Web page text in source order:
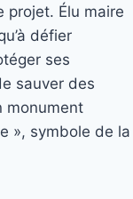
projet. Élu maire
défier
ses
sauver des
monument
», symbole de la